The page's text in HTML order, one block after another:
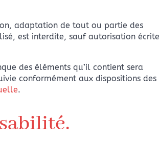
adaptation de tout ou partie des
est interdite, sauf autorisation écrite
des éléments qu’il contient sera
conformément aux dispositions des
.